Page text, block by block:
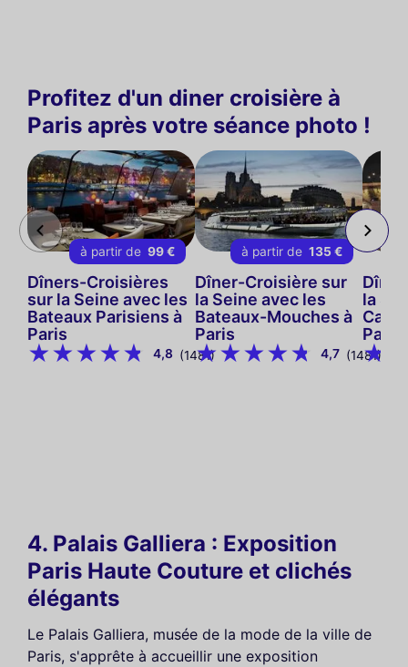
Profitez d'un diner croisière à
Paris après votre séance photo !
à partir de 99 €
Dîners-Croisières
sur la Seine avec les
Bateaux Parisiens à
Paris
4,8 (1481)
à partir de 135 €
Dîner-Croisière sur
la Seine avec les
Bateaux-Mouches à
Paris
4,7 (1481)
la
Paris
4. Palais Galliera : Exposition
Paris Haute Couture et clichés
élégants
Le Palais Galliera, musée de la mode de la ville de
Paris, s'apprête à accueillir une exposition